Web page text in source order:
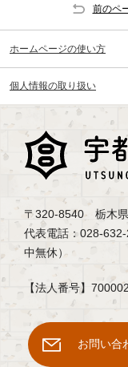
前のペ
ホームページの使い方
個人情報の取り扱い
〒320-8540 栃木
代表電話：028-
中無休）
【法人番号】
お問い合